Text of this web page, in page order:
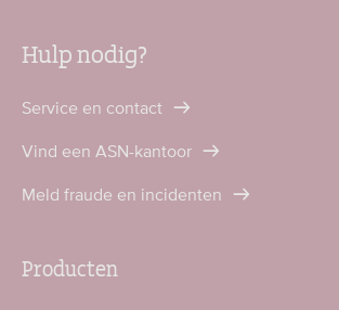
Hulp nodig?
Service en contact
Vind een ASN-kantoor
Meld fraude en incidenten
Producten